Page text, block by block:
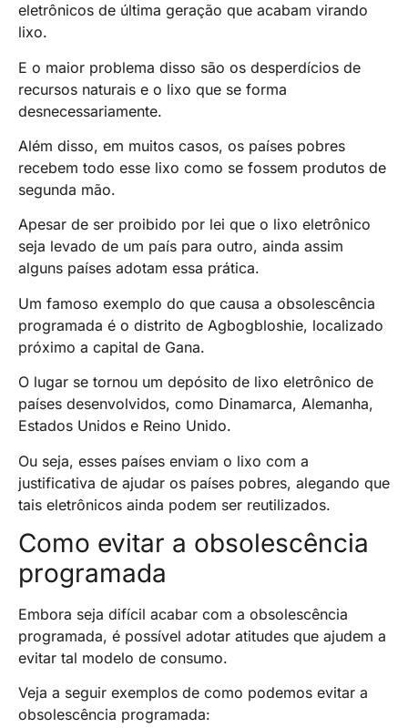
eletrônicos de última geração que acabam virando
lixo.
E o maior problema disso são os desperdícios de
recursos naturais e o lixo que se forma
desnecessariamente.
Além disso, em muitos casos, os países pobres
recebem todo esse lixo como se fossem produtos de
segunda mão.
Apesar de ser proibido por lei que o lixo eletrônico
seja levado de um país para outro, ainda assim
alguns países adotam essa prática.
Um famoso exemplo do que causa a obsolescência
programada é o distrito de Agbogbloshie, localizado
próximo a capital de Gana.
O lugar se tornou um depósito de lixo eletrônico de
países desenvolvidos, como Dinamarca, Alemanha,
Estados Unidos e Reino Unido.
Ou seja, esses países enviam o lixo com a
justificativa de ajudar os países pobres, alegando que
tais eletrônicos ainda podem ser reutilizados.
Como evitar a obsolescência
programada
Embora seja difícil acabar com a obsolescência
programada, é possível adotar atitudes que ajudem a
evitar tal modelo de consumo.
Veja a seguir exemplos de como podemos evitar a
obsolescência programada: